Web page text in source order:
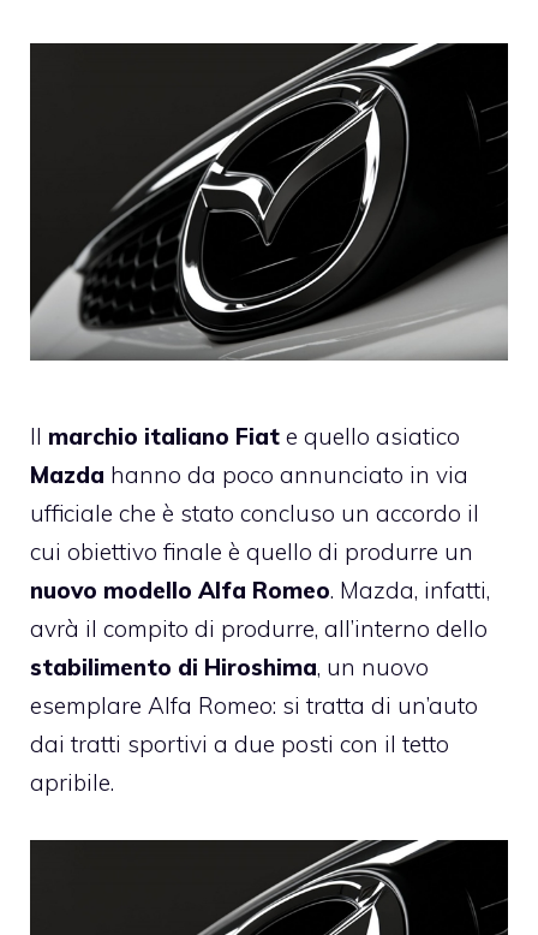
Il marchio italiano Fiat e quello asiatico
Mazda hanno da poco annunciato in via
ufficiale che è stato concluso un accordo il
cui obiettivo finale è quello di produrre un
nuovo modello Alfa Romeo. Mazda, infatti,
avrà il compito di produrre, all’interno dello
stabilimento di Hiroshima, un nuovo
esemplare Alfa Romeo: si tratta di un’auto
dai tratti sportivi a due posti con il tetto
apribile.